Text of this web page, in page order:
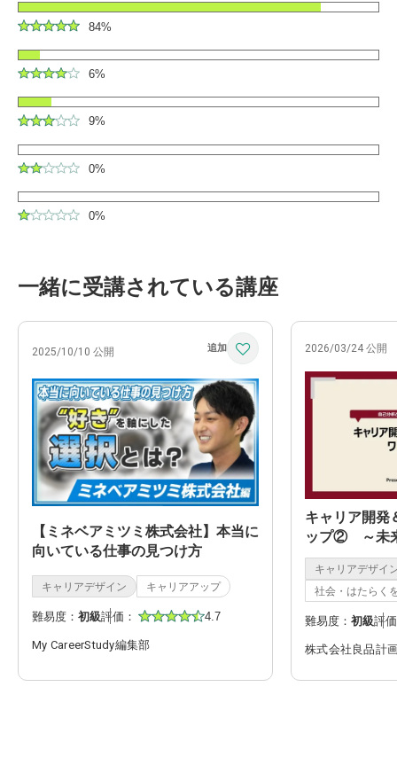
84%
6%
9%
0%
0%
一緒に受講されている講座
2025/10/10 公開
【ミネベアミツミ株式会社】本当に
向いている仕事の見つけ方
キャリアデザイン キャリアアップ
難易度： 初級評価： 4.7
My CareerStudy編集部
2026/03/24 公開
キャリア開発
ップ② ～未
～
キャリアデザイ
社会・はたらく
難易度： 初級評
株式会社良品計